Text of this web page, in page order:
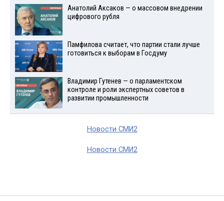
Анатолий Аксаков — о массовом внедрении
цифрового рубля
Памфилова считает, что партии стали лучше
готовиться к выборам в Госдуму
Владимир Гутенев — о парламентском
контроле и роли экспертных советов в
развитии промышленности
Новости СМИ2
Новости СМИ2